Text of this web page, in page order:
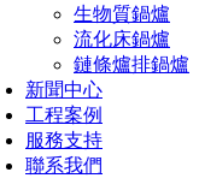
生物質鍋爐
流化床鍋爐
鏈條爐排鍋爐
新聞中心
工程案例
服務支持
聯系我們